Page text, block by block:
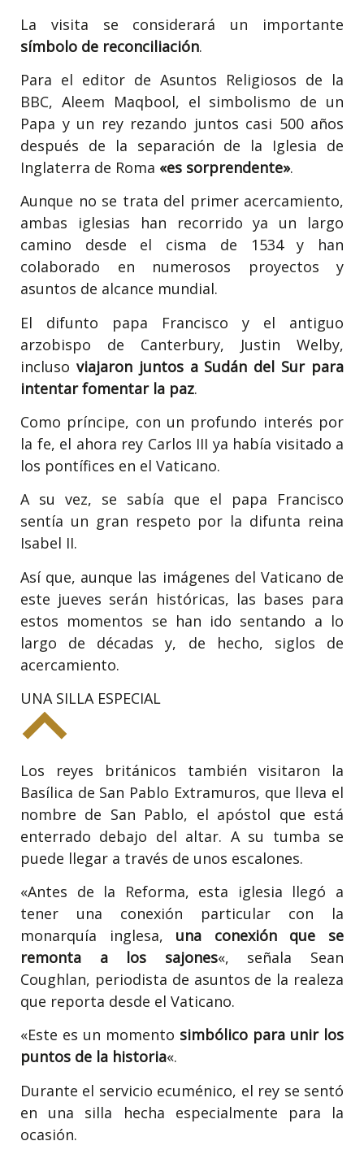
La visita se considerará un importante
símbolo de reconciliación.
Para el editor de Asuntos Religiosos de la
BBC, Aleem Maqbool, el simbolismo de un
Papa y un rey rezando juntos casi 500 años
después de la separación de la Iglesia de
Inglaterra de Roma «es sorprendente».
Aunque no se trata del primer acercamiento,
ambas iglesias han recorrido ya un largo
camino desde el cisma de 1534 y han
colaborado en numerosos proyectos y
asuntos de alcance mundial.
El difunto papa Francisco y el antiguo
arzobispo de Canterbury, Justin Welby,
incluso viajaron juntos a Sudán del Sur para
intentar fomentar la paz.
Como príncipe, con un profundo interés por
la fe, el ahora rey Carlos III ya había visitado a
los pontífices en el Vaticano.
A su vez, se sabía que el papa Francisco
sentía un gran respeto por la difunta reina
Isabel II.
Así que, aunque las imágenes del Vaticano de
este jueves serán históricas, las bases para
estos momentos se han ido sentando a lo
largo de décadas y, de hecho, siglos de
acercamiento.
UNA SILLA ESPECIAL
Los reyes británicos también visitaron la
Basílica de San Pablo Extramuros, que lleva el
nombre de San Pablo, el apóstol que está
enterrado debajo del altar. A su tumba se
puede llegar a través de unos escalones.
«Antes de la Reforma, esta iglesia llegó a
tener una conexión particular con la
monarquía inglesa, una conexión que se
remonta a los sajones«, señala Sean
Coughlan, periodista de asuntos de la realeza
que reporta desde el Vaticano.
«Este es un momento simbólico para unir los
puntos de la historia«.
Durante el servicio ecuménico, el rey se sentó
en una silla hecha especialmente para la
ocasión.